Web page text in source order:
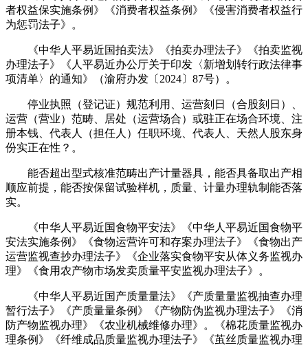
者权益保实施条例》《消费者权益条例》《侵害消费者权益行
为惩罚法子》。
《中华人平易近国拍卖法》《拍卖办理法子》《拍卖监视
办理法子》《人平易近办公厅关于印发〈新增划转行政法律事
项清单〉的通知》（渝府办发〔2024〕87号）。
停业执照（登记证）规范利用、运营刻日（合股刻日）、
运营（营业）范畴、居处（运营场合）或驻正在场合环境、注
册本钱、代表人（担任人）任职环境、代表人、天然人股东身
份实正在性？。
能否超出型式核准范畴出产计量器具，能否具备取出产相
顺应前提，能否按保留试验样机，质量、计量办理轨制能否落
实。
《中华人平易近国食物平安法》《中华人平易近国食物平
安法实施条例》《食物运营许可和存案办理法子》《食物出产
运营监视查抄办理法子》《企业落实食物平安从体义务监视办
理》《食用农产物市场发卖质量平安监视办理法子》。
《中华人平易近国产质量量法》《产质量量监视抽查办理
暂行法子》《产质量量条例》《产物防伪监视办理法子》《消
防产物监视办理》《农业机械维修办理》。《棉花质量监视办
理条例》《纤维成品质量监视办理法子》《茧丝质量监视办理